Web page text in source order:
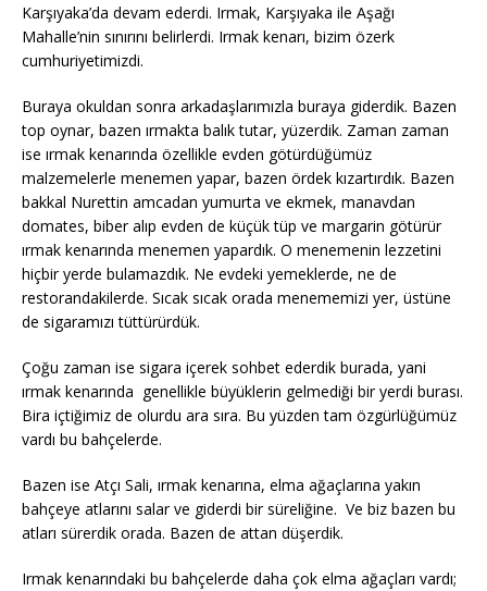
Karşıyaka’da devam ederdi. Irmak, Karşıyaka ile Aşağı
Mahalle’nin sınırını belirlerdi. Irmak kenarı, bizim özerk
cumhuriyetimizdi.
Buraya okuldan sonra arkadaşlarımızla buraya giderdik. Bazen
top oynar, bazen ırmakta balık tutar, yüzerdik. Zaman zaman
ise ırmak kenarında özellikle evden götürdüğümüz
malzemelerle menemen yapar, bazen ördek kızartırdık. Bazen
bakkal Nurettin amcadan yumurta ve ekmek, manavdan
domates, biber alıp evden de küçük tüp ve margarin götürür
ırmak kenarında menemen yapardık. O menemenin lezzetini
hiçbir yerde bulamazdık. Ne evdeki yemeklerde, ne de
restorandakilerde. Sıcak sıcak orada menememizi yer, üstüne
de sigaramızı tüttürürdük.
Çoğu zaman ise sigara içerek sohbet ederdik burada, yani
ırmak kenarında genellikle büyüklerin gelmediği bir yerdi burası.
Bira içtiğimiz de olurdu ara sıra. Bu yüzden tam özgürlüğümüz
vardı bu bahçelerde.
Bazen ise Atçı Sali, ırmak kenarına, elma ağaçlarına yakın
bahçeye atlarını salar ve giderdi bir süreliğine. Ve biz bazen bu
atları sürerdik orada. Bazen de attan düşerdik.
Irmak kenarındaki bu bahçelerde daha çok elma ağaçları vardı;